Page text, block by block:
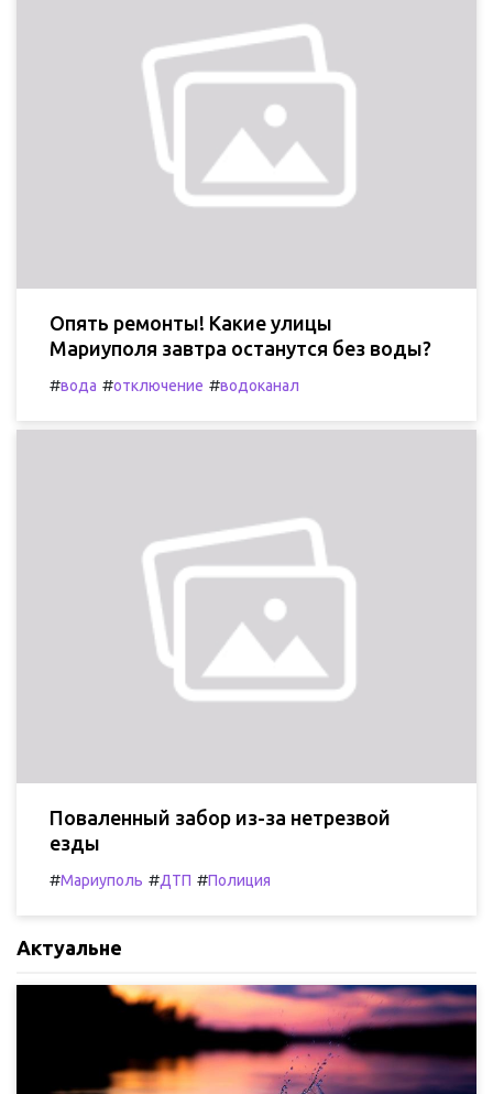
Опять ремонты! Какие улицы
Мариуполя завтра останутся без воды?
#вода #отключение #водоканал
Поваленный забор из-за нетрезвой
езды
#Мариуполь #ДТП #Полиция
Актуальне